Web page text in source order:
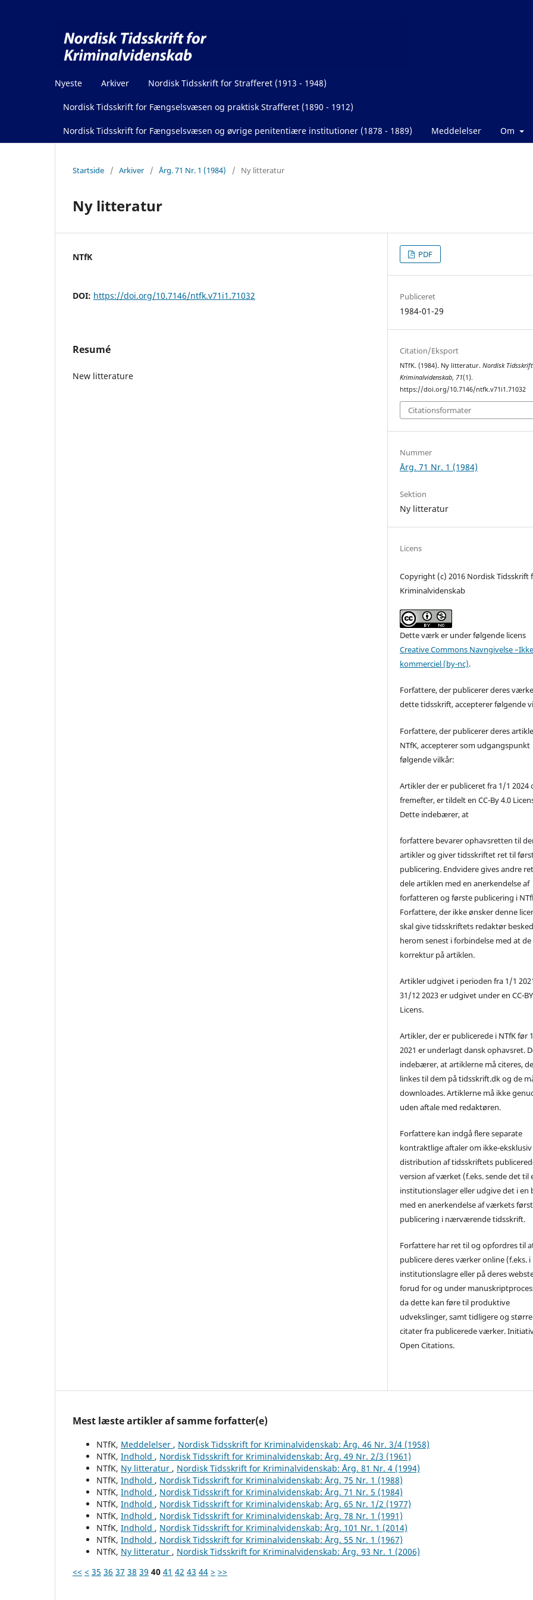
Nyeste Arkiver Nordisk Tidsskrift for Strafferet (1913 - 1948)
Nordisk Tidsskrift for Fængselsvæsen og praktisk Strafferet (1890 - 1912)
Nordisk Tidsskrift for Fængselsvæsen og øvrige penitentiære institutioner (1878 - 1889) Meddelelser Om
Startside / Arkiver / Årg. 71 Nr. 1 (1984) / Ny litteratur
Ny litteratur
NTfK
DOI: https://doi.org/10.7146/ntfk.v71i1.71032
Resumé
New litterature
PDF
Publiceret
1984-01-29
Citation/Eksport
NTfK. (1984). Ny litteratur.Nordisk
Kriminalvidenskab, 71(1).
https://doi.org/10.7146/ntfk.v71i1.71032
Citationsformater
Nummer
Årg. 71 Nr. 1 (1984)
Sektion
Ny litteratur
Licens
Copyright (c) 2016 Nordisk Tidsskrift
Kriminalvidenskab
Dette værk er under følgende licens
Creative Commons Navngivelse
kommerciel (by-nc).
Forfattere, der publicerer deres
dette tidsskrift, accepterer følgende
Forfattere, der publicerer deres
NTfK, accepterer som udgangspunkt
følgende vilkår:
Artikler der er publiceret fra 1/1 2024
fremefter, er tildelt en CC-By 4.0
Dette indebærer, at
forfattere bevarer ophavsretten til
artikler og giver tidsskriftet ret til
publicering. Endvidere gives andre
dele artiklen med en anerkendelse af
forfatteren og første publicering i
Forfattere, der ikke ønsker denne
skal give tidsskriftets redaktør besked
herom senest i forbindelse med at
korrektur på artiklen.
Artikler udgivet i perioden fra 1/1
31/12 2023 er udgivet under en CC-
Licens.
Artikler, der er publicerede i NTfK før
2021 er underlagt dansk ophavsret.
indebærer, at artiklerne må citeres,
linkes til dem på tidsskrift.dk og de
downloades. Artiklerne må ikke
uden aftale med redaktøren.
Forfattere kan indgå flere separate
kontraktlige aftaler om ikke-eksklusiv
distribution af tidsskriftets
version af værket (f.eks. sende det til
institutionslager eller udgive det i en
med en anerkendelse af værkets
publicering i nærværende tidsskrift.
Forfattere har ret til og opfordres til
publicere deres værker online (f.eks. i
institutionslagre eller på deres
forud for og under
da dette kan føre til produktive
udvekslinger, samt tidligere og større
citater fra publicerede værker.
Open Citations.
Mest læste artikler af samme forfatter(e)
NTfK, Meddelelser , Nordisk Tidsskrift for Kriminalvidenskab: Årg. 46 Nr. 3/4 (1958)
NTfK, Indhold , Nordisk Tidsskrift for Kriminalvidenskab: Årg. 49 Nr. 2/3 (1961)
NTfK, Ny litteratur , Nordisk Tidsskrift for Kriminalvidenskab: Årg. 81 Nr. 4 (1994)
NTfK, Indhold , Nordisk Tidsskrift for Kriminalvidenskab: Årg. 75 Nr. 1 (1988)
NTfK, Indhold , Nordisk Tidsskrift for Kriminalvidenskab: Årg. 71 Nr. 5 (1984)
NTfK, Indhold , Nordisk Tidsskrift for Kriminalvidenskab: Årg. 65 Nr. 1/2 (1977)
NTfK, Indhold , Nordisk Tidsskrift for Kriminalvidenskab: Årg. 78 Nr. 1 (1991)
NTfK, Indhold , Nordisk Tidsskrift for Kriminalvidenskab: Årg. 101 Nr. 1 (2014)
NTfK, Indhold , Nordisk Tidsskrift for Kriminalvidenskab: Årg. 55 Nr. 1 (1967)
NTfK, Ny litteratur , Nordisk Tidsskrift for Kriminalvidenskab: Årg. 93 Nr. 1 (2006)
<< < 35 36 37 38 39 40 41 42 43 44 > >>